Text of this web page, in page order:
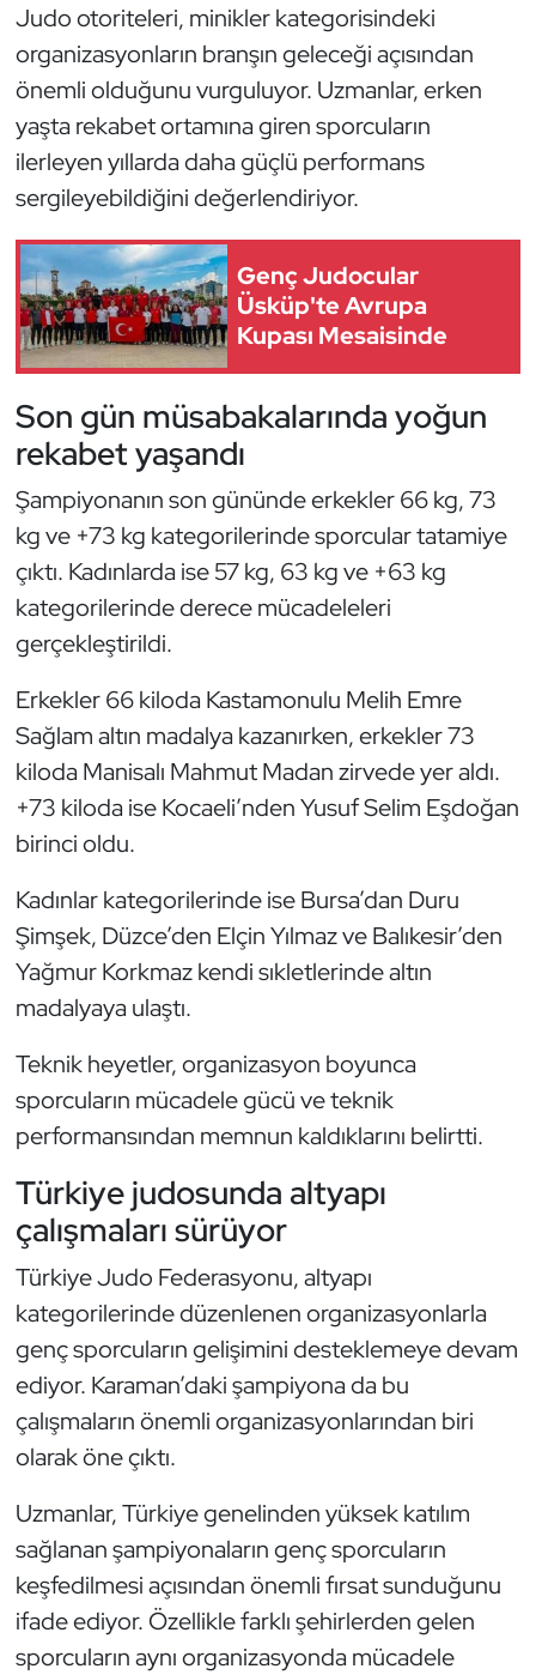
Judo otoriteleri, minikler kategorisindeki
organizasyonların branşın geleceği açısından
önemli olduğunu vurguluyor. Uzmanlar, erken
yaşta rekabet ortamına giren sporcuların
ilerleyen yıllarda daha güçlü performans
sergileyebildiğini değerlendiriyor.
Genç Judocular
Üsküp'te Avrupa
Kupası Mesaisinde
Son gün müsabakalarında yoğun
rekabet yaşandı
Şampiyonanın son gününde erkekler 66 kg, 73
kg ve +73 kg kategorilerinde sporcular tatamiye
çıktı. Kadınlarda ise 57 kg, 63 kg ve +63 kg
kategorilerinde derece mücadeleleri
gerçekleştirildi.
Erkekler 66 kiloda Kastamonulu Melih Emre
Sağlam altın madalya kazanırken, erkekler 73
kiloda Manisalı Mahmut Madan zirvede yer aldı.
+73 kiloda ise Kocaeli’nden Yusuf Selim Eşdoğan
birinci oldu.
Kadınlar kategorilerinde ise Bursa’dan Duru
Şimşek, Düzce’den Elçin Yılmaz ve Balıkesir’den
Yağmur Korkmaz kendi sıkletlerinde altın
madalyaya ulaştı.
Teknik heyetler, organizasyon boyunca
sporcuların mücadele gücü ve teknik
performansından memnun kaldıklarını belirtti.
Türkiye judosunda altyapı
çalışmaları sürüyor
Türkiye Judo Federasyonu, altyapı
kategorilerinde düzenlenen organizasyonlarla
genç sporcuların gelişimini desteklemeye devam
ediyor. Karaman’daki şampiyona da bu
çalışmaların önemli organizasyonlarından biri
olarak öne çıktı.
Uzmanlar, Türkiye genelinden yüksek katılım
sağlanan şampiyonaların genç sporcuların
keşfedilmesi açısından önemli fırsat sunduğunu
ifade ediyor. Özellikle farklı şehirlerden gelen
sporcuların aynı organizasyonda mücadele
Kayak
Kempo
Kick Boks
Kürek
Masa Tenisi
Modern Pentatlon
Muay Thai
Okçuluk
Optimist
Oryantiring
Özel Sporcular
Paralimpik
Ragbi
Su Topu
Sualtı Sporları
Tekvando
Tenis
Triatlon
Voleybol
Vücut Geliştirme Fitness
Wushu Kungfu
Yelken